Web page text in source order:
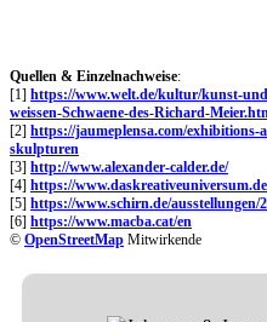
Quellen & Einzelnachweise:
[1] https://www.welt.de/kultur/kunst-
weissen-Schwaene-des-Richard-
[2] https://jaumeplensa.com/
skulpturen
[3] http://www.alexander-calder.de/
[4] https://
[5] https://www.schirn.de/ausstellungen/
[6] https://www.macba.cat/en
© OpenStreetMap Mitwirkende